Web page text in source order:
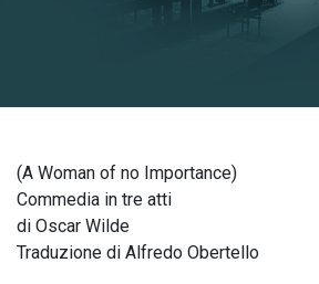
(A Woman of no Importance)
Commedia in tre atti
di Oscar Wilde
Traduzione di Alfredo Obertello